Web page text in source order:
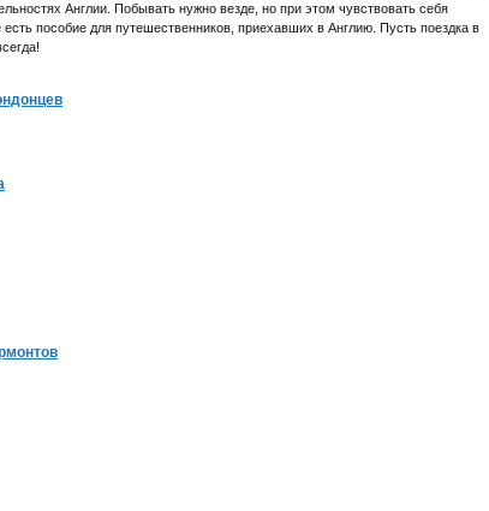
Англии. Побывать нужно везде, но при этом чувствовать себя
пособие для путешественников, приехавших в Англию. Пусть поездка в